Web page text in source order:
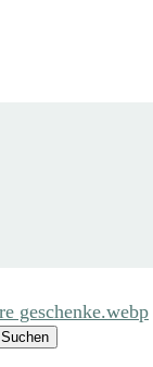
Suchen